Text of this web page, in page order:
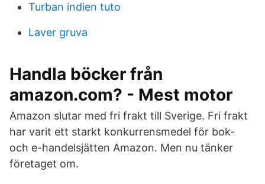
Turban indien tuto
Laver gruva
Handla böcker från
amazon.com? - Mest motor
Amazon slutar med fri frakt till Sverige. Fri frakt
har varit ett starkt konkurrensmedel för bok-
och e-handelsjätten Amazon. Men nu tänker
företaget om.